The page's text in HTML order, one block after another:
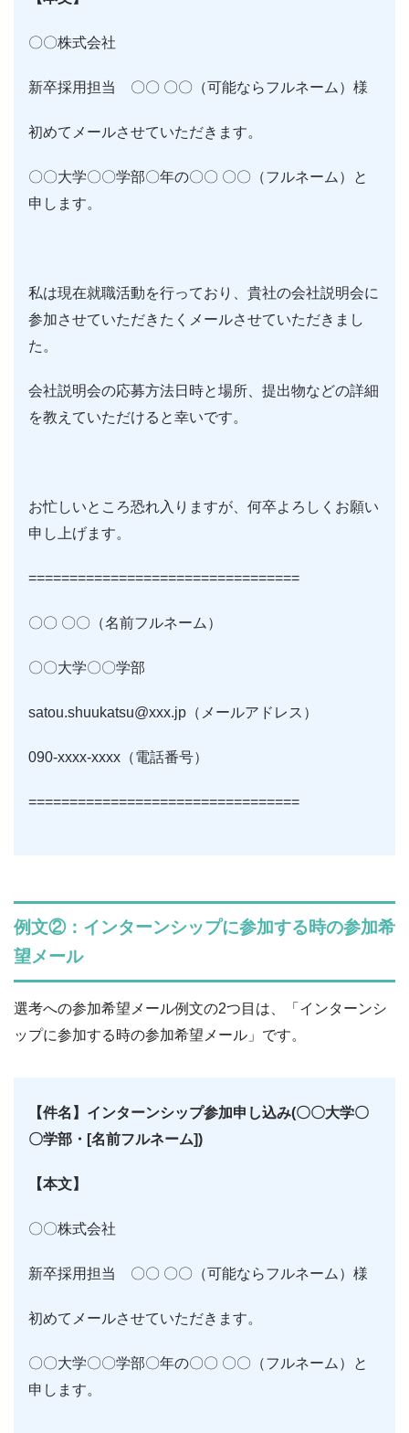
〇〇株式会社
新卒採用担当 〇〇 〇〇（可能ならフルネーム）様
初めてメールさせていただきます。
〇〇大学〇〇学部〇年の〇〇 〇〇（フルネーム）と
申します。
私は現在就職活動を行っており、貴社の会社説明会に
参加させていただきたくメールさせていただきまし
た。
会社説明会の応募方法日時と場所、提出物などの詳細
を教えていただけると幸いです。
お忙しいところ恐れ入りますが、何卒よろしくお願い
申し上げます。
=================================
〇〇 〇〇（名前フルネーム）
〇〇大学〇〇学部
satou.shuukatsu@xxx.jp（メールアドレス）
090-xxxx-xxxx（電話番号）
=================================
例文②：インターンシップに参加する時の参加希
望メール
選考への参加希望メール例文の2つ目は、「インターンシ
ップに参加する時の参加希望メール」です。
【件名】インターンシップ参加申し込み(〇〇大学〇
〇学部・[名前フルネーム])
【本文】
〇〇株式会社
新卒採用担当 〇〇 〇〇（可能ならフルネーム）様
初めてメールさせていただきます。
〇〇大学〇〇学部〇年の〇〇 〇〇（フルネーム）と
申します。